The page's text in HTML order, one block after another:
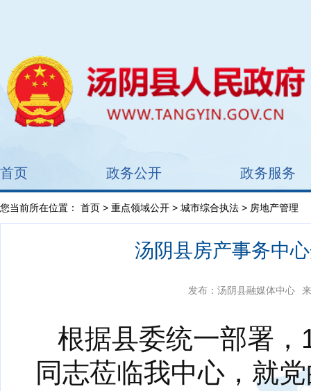
首页 政务公开 政务服务
您当前所在位置： 首页 > 重点领域公开 > 城市综合执法 > 房地产管理
汤阴县房产事务中
发布：汤阴县融媒体中心
根据县委统一部署
同志莅临我中心，就